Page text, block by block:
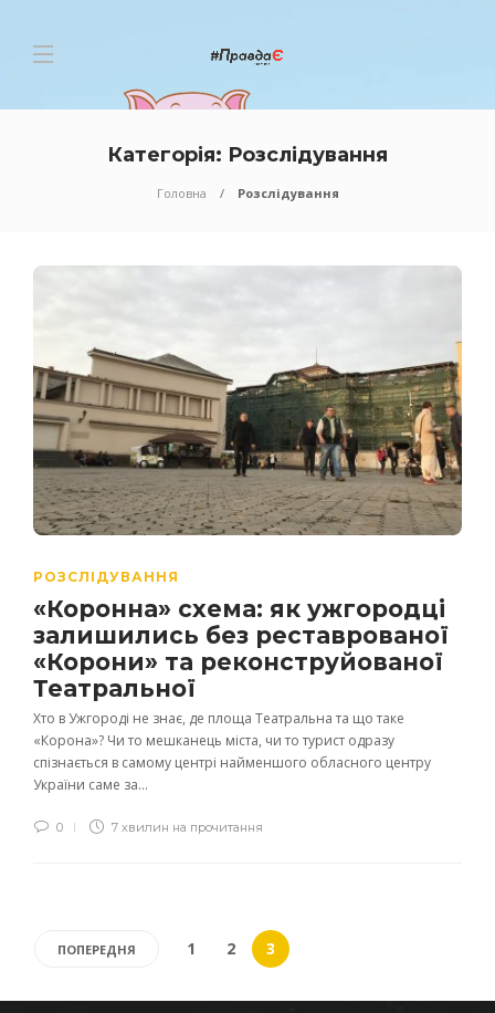
Категорія: Розслідування
Головна Розслідування
РОЗСЛІДУВАННЯ
«Коронна» схема: як ужгородці
залишились без реставрованої
«Корони» та реконструйованої
Театральної
Хто в Ужгороді не знає, де площа Театральна та що таке
«Корона»? Чи то мешканець міста, чи то турист одразу
спізнається в самому центрі найменшого обласного центру
України саме за...
0 7 хвилин на прочитання
ПОПЕРЕДНЯ 1 2 3